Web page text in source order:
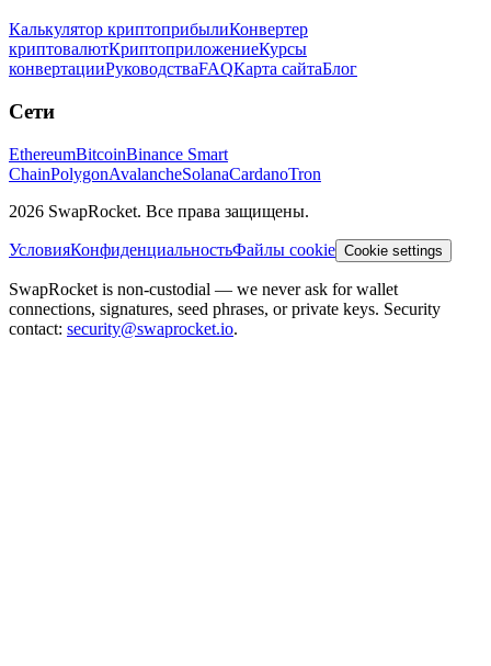
Калькулятор криптоприбылиКонвертер
криптовалютКриптоприложениеКурсы
конвертацииРуководстваFAQКарта сайтаБлог
Сети
EthereumBitcoinBinance Smart
ChainPolygonAvalancheSolanaCardanoTron
2026 SwapRocket. Все права защищены.
УсловияКонфиденциальностьФайлы cookie Cookie settings
SwapRocket is non-custodial — we never ask for wallet
connections, signatures, seed phrases, or private keys. Security
contact: security@swaprocket.io.